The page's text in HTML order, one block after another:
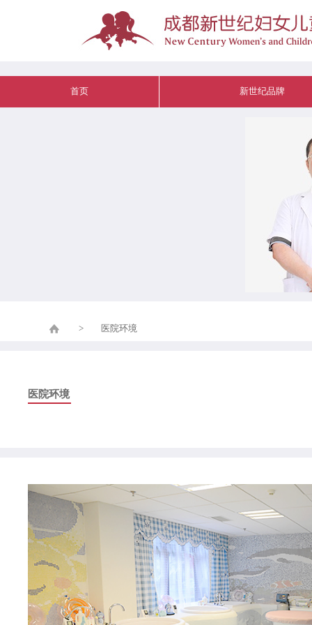
首页 新世纪品牌
> 医院环境
医院环境